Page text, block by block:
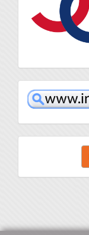
inacipe
Enviar
artículo